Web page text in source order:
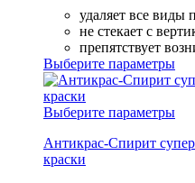
удаляет все
не стекает с
препятствует
Выберите параметры
Выберите параметры
Антикрас-Спирит
краски